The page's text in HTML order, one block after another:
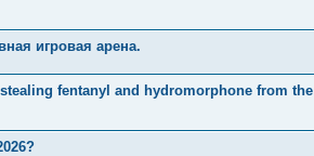
игровая арена.
fentanyl and hydromorphone from the